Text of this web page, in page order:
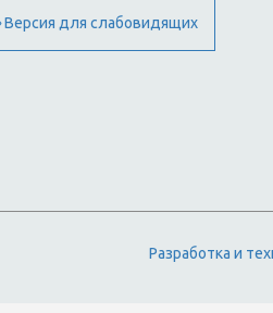
Версия для слабовидящих
Разработка и